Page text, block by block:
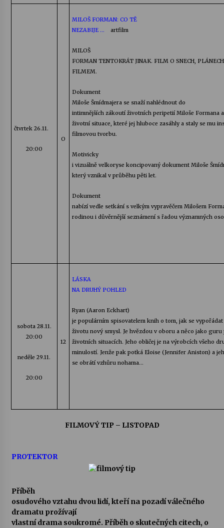
čtvrtek 26.11.
20:00
O
MILOŠ FORMAN: CO TĚ
NEZABIJE …
artfilm
MILOŠ
FORMAN TENTOKRÁT JINAK. FILM O SNECH,
FILMEM.
Dokument
Miloše Šmídmajerase snaží nahlédnout do
intimnějších zákoutí životních peripetií Miloše Formana
životní situace, které jej hluboce zasáhly a staly se mu
filmovou tvorbu.
Motivicky
i vizuálně velkoryse koncipovaný dokument Miloše
který vznikal v průběhu pěti let.
Dokument
nabízí vedle setkání s velkým vypravěčem Milošem
rodinou i důvěrnější seznámení s řadou významných
sobota 28.11.
20:00
neděle 29.11.
20:00
12
LÁSKA
NA DRUHÝ POHLED
Ryan(Aaron Eckhart)
je populárním spisovatelem knih o tom, jak se
životu nový smysl. Je hvězdou v oboru a něco jako
životních situacích. Jeho obličej je na výrobcích všeho
minulostí. Jenže pak potká Eloise (Jennifer Aniston) a
se obrátí vzhůru nohama…
FILMOVÝ TIP – LISTOPAD
PROTEKTOR
Příběh
osudového vztahu dvou lidí, kteří na pozadí válečného
dramatu prožívají
vlastní drama soukromé. Příběh o skutečných citech, o